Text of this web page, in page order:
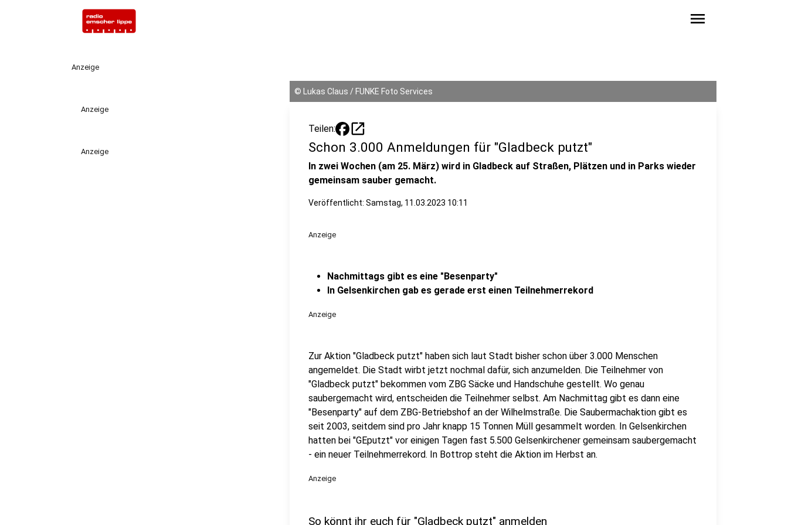
menu
Anzeige
Anzeige
Anzeige
© Lukas Claus / FUNKE Foto Services
Teilen: open_in_new
Schon 3.000 Anmeldungen für "Gladbeck putzt"
In zwei Wochen (am 25. März) wird in Gladbeck auf Straßen, Plätzen und in Parks wieder
gemeinsam sauber gemacht.
Veröffentlicht: Samstag, 11.03.2023 10:11
Anzeige
Nachmittags gibt es eine "Besenparty"
In Gelsenkirchen gab es gerade erst einen Teilnehmerrekord
Anzeige
Zur Aktion "Gladbeck putzt" haben sich laut Stadt bisher schon über 3.000 Menschen
angemeldet. Die Stadt wirbt jetzt nochmal dafür, sich anzumelden. Die Teilnehmer von
"Gladbeck putzt" bekommen vom ZBG Säcke und Handschuhe gestellt. Wo genau
saubergemacht wird, entscheiden die Teilnehmer selbst. Am Nachmittag gibt es dann eine
"Besenparty" auf dem ZBG-Betriebshof an der Wilhelmstraße. Die Saubermachaktion gibt es
seit 2003, seitdem sind pro Jahr knapp 15 Tonnen Müll gesammelt worden. In Gelsenkirchen
hatten bei "GEputzt" vor einigen Tagen fast 5.500 Gelsenkirchener gemeinsam saubergemacht
- ein neuer Teilnehmerrekord. In Bottrop steht die Aktion im Herbst an.
Anzeige
So könnt ihr euch für "Gladbeck putzt" anmelden